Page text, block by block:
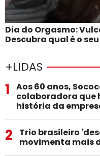
Dia do Orgasmo:
Descubra qual é o
+LIDAS
1
Aos 60 anos,
colaboradora que
história da
2
Trio brasileiro
movimenta mais